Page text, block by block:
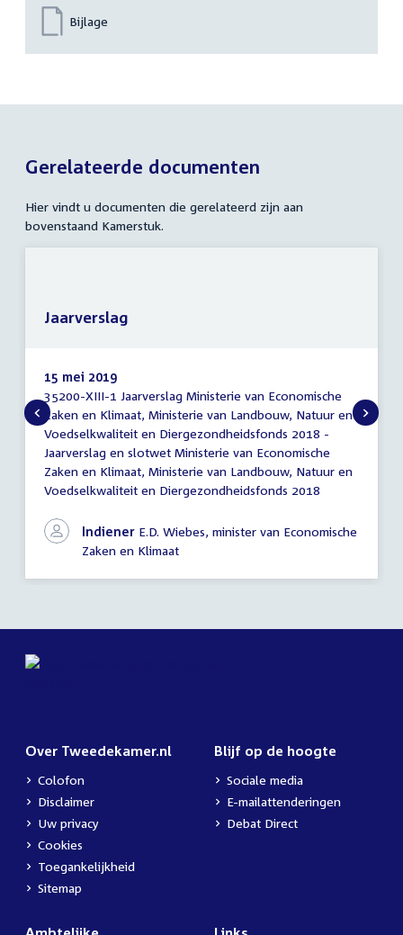
Bijlage
Gerelateerde documenten
Hier vindt u documenten die gerelateerd zijn aan
bovenstaand Kamerstuk.
Jaarverslag
15 mei 2019
35200-XIII-1 Jaarverslag Ministerie van Economische
Zaken en Klimaat, Ministerie van Landbouw, Natuur en
Voedselkwaliteit en Diergezondheidsfonds 2018 -
Jaarverslag en slotwet Ministerie van Economische
Zaken en Klimaat, Ministerie van Landbouw, Natuur en
Voedselkwaliteit en Diergezondheidsfonds 2018
Indiener E.D. Wiebes, minister van Economische
Zaken en Klimaat
Jaarverslag
Over Tweedekamer.nl
Colofon
Disclaimer
Uw privacy
Cookies
Toegankelijkheid
Sitemap
Blijf op de hoogte
Sociale media
E-mailattenderingen
Debat Direct